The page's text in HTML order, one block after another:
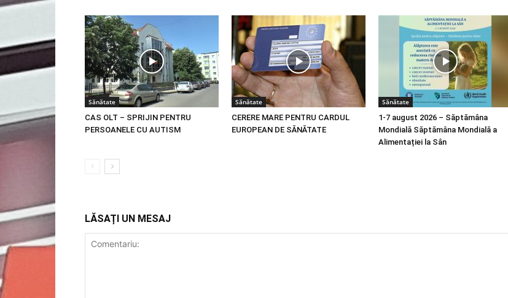
Sănătate
CAS OLT – SPRIJIN PENTRU
PERSOANELE CU AUTISM
Sănătate
CERERE MARE PENTRU CARDUL
EUROPEAN DE SĂNĂTATE
Sănătate
1-7 august 2026 – Săptămâna
Mondială Săptămâna Mondială a
Alimentației la Sân
LĂSAȚI UN MESAJ